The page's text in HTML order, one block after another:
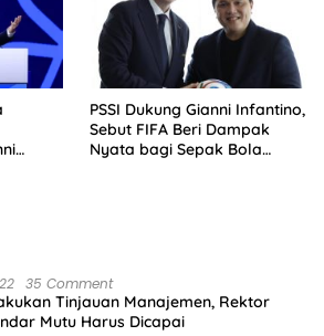
PSSI Dukung Gianni Infantino,
Sebut FIFA Beri Dampak
Nyata bagi Sepak Bola
35 Comment
Tinjauan Manajemen, Rektor
Mutu Harus Dicapai